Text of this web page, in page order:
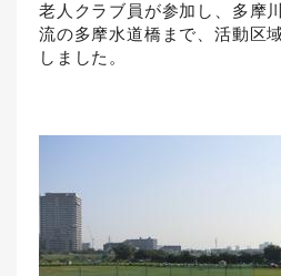
老人クラブ員が参加し、多摩
流の多摩水道橋まで、活動区
しました。